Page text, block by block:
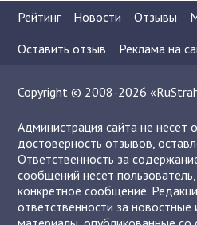
Рейтинг Новости Отзывы
Оставить отзыв
Реклама на
Copyright © 2008-2026
Администрация сайта не несет
достоверность отзывов,
Ответственность за
сообщений несет
конкретное сообщение.
ответственности за новостные